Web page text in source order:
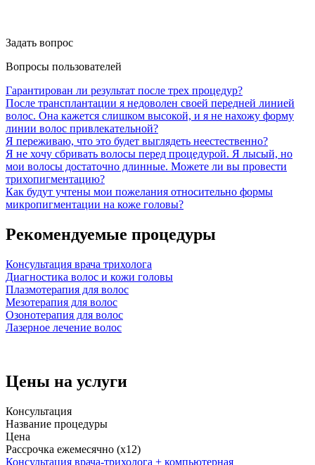
Задать вопрос
Вопросы пользователей
Гарантирован ли результат после трех процедур?
После трансплантации я недоволен своей передней линией
волос. Она кажется слишком высокой, и я не нахожу форму
линии волос привлекательной?
Я переживаю, что это будет выглядеть неестественно?
Я не хочу сбривать волосы перед процедурой. Я лысый, но
мои волосы достаточно длинные. Можете ли вы провести
трихопигментацию?
Как будут учтены мои пожелания относительно формы
микропигментации на коже головы?
Рекомендуемые процедуры
Консультация врача трихолога
Диагностика волос и кожи головы
Плазмотерапия для волос
Мезотерапия для волос
Озонотерапия для волос
Лазерное лечение волос
Цены на услуги
Консультация
Название процедуры
Цена
Рассрочка ежемесячно (x12)
Консультация врача-трихолога + компьютерная